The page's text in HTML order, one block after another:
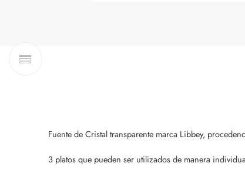
Fuente de Cristal transparente marca Libbey,
3 platos que pueden ser utilizados de manera